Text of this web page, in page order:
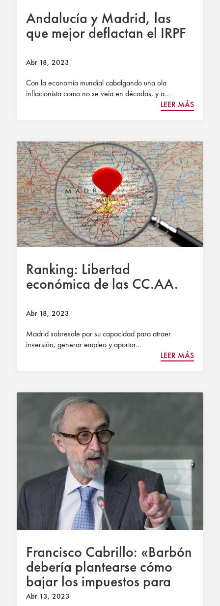
Andalucía y Madrid, las
que mejor deflactan el IRPF
Abr 18, 2023
Con la economía mundial cabalgando una ola
inflacionista como no se veía en décadas, y a...
LEER MÁS
Ranking: Libertad
económica de las CC.AA.
Abr 18, 2023
Madrid sobresale por su capacidad para atraer
inversión, generar empleo y aportar...
LEER MÁS
Francisco Cabrillo: «Barbón
debería plantearse cómo
bajar los impuestos para
estimular la economía»
Abr 13, 2023